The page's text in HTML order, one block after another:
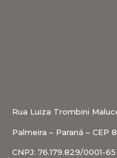
Rua Luiza Trombini
Palmeira – Paraná – CEP
CNPJ: 76.179.829/0001-65